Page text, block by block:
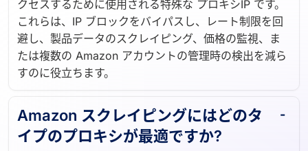
クセスするために使用される特殊な プロキシIP です。
これらは、IP ブロックをバイパスし、レート制限を回
避し、製品データのスクレイピング、価格の監視、ま
たは複数の Amazon アカウントの管理時の検出を減ら
すのに役立ちます。
Amazon スクレイピングにはどのタ
イプのプロキシが最適ですか?